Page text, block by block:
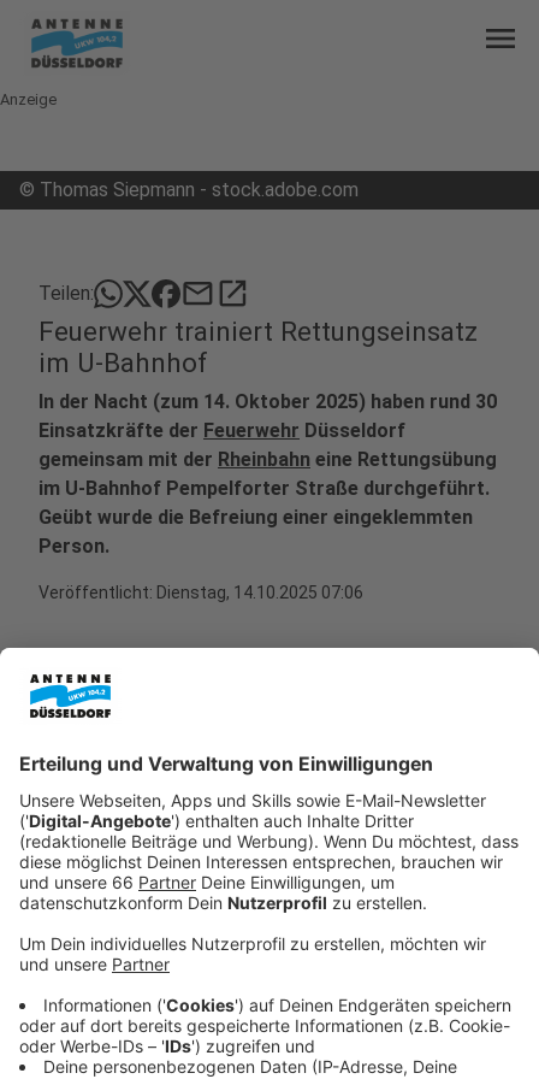
menu
Anzeige
© Thomas Siepmann - stock.adobe.com
Teilen: mailopen_in_new
Feuerwehr trainiert Rettungseinsatz
im U-Bahnhof
In der Nacht (zum 14. Oktober 2025) haben rund 30
Einsatzkräfte der Feuerwehr Düsseldorf
gemeinsam mit der Rheinbahn eine Rettungsübung
im U-Bahnhof Pempelforter Straße durchgeführt.
Geübt wurde die Befreiung einer eingeklemmten
Person.
Veröffentlicht: Dienstag, 14.10.2025 07:06
Herausforderungen bei der Rettung
Feuerwehr-Sprecher Alexander Vieten berichtet uns
heute Morgen von einem erfolgreichen Verlauf.
Wichtig sei in einem solchen Fall aber auch zu wissen,
welcher Bahn-Typ beteiligt sei:
Anzeige